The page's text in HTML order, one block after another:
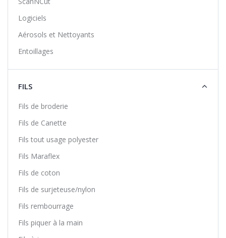
Logiciels
Aérosols et Nettoyants
Entoillages
FILS
Fils de broderie
Fils de Canette
Fils tout usage polyester
Fils Maraflex
Fils de coton
Fils de surjeteuse/nylon
Fils rembourrage
Fils piquer à la main